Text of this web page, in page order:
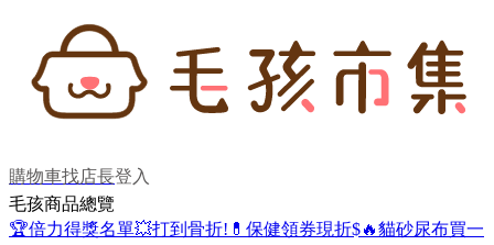
購物車找店長登入
毛孩商品總覽
🏆倍力得獎名單💥打到骨折! 💊保健領券現折$🔥貓砂尿布買一